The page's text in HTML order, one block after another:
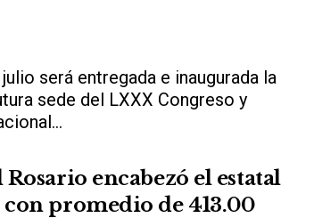
será entregada e inaugurada la
sede del LXXX Congreso y
encabezó el estatal
promedio de 413.00